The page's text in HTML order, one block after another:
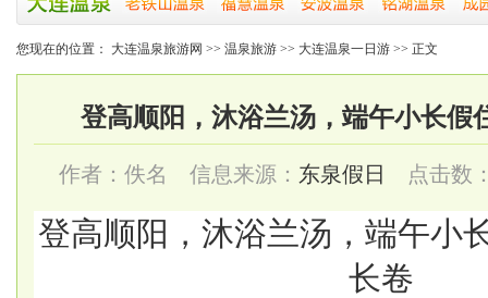
您现在的位置： 大连温泉旅游网 >> 温泉旅游 >> 大连温泉一日游 >> 正文
登高顺阳，沐浴兰汤，端午小长假
作者：佚名 信息来源： 东泉假日 点击数
登高顺阳，沐浴兰汤，端午小
长卷